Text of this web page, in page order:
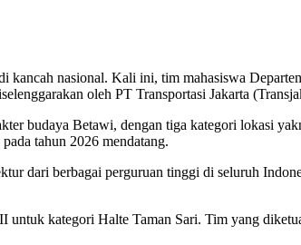
nasional. Kali ini, tim mahasiswa
oleh PT Transportasi Jakarta
budaya Betawi, dengan tiga kategori lokasi
tahun 2026 mendatang.
dari berbagai perguruan tinggi di seluruh
kategori Halte Taman Sari. Tim yang